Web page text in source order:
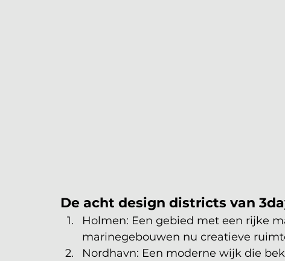
De acht design districts van
Holmen: Een gebied met een rijke
marinegebouwen nu creatieve
Nordhavn: Een moderne wijk die